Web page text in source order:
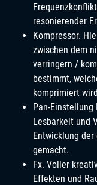
resonierender
Kompressor.
zwischen dem
verringern /
bestimmt,
komprimiert
Pan-
Lesbarkeit und
Entwicklung
gemacht.
Fx. Voller
Effekten und